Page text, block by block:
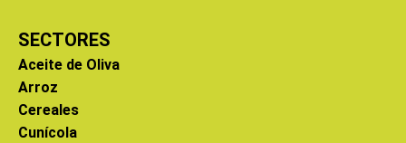
SECTORES
Aceite de Oliva
Arroz
Cereales
Cunícola